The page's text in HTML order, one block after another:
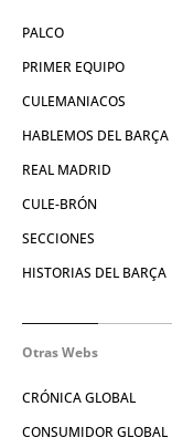
PALCO
PRIMER EQUIPO
CULEMANIACOS
HABLEMOS DEL BARÇA
REAL MADRID
CULE-BRÓN
SECCIONES
HISTORIAS DEL BARÇA
Otras Webs
CRÓNICA GLOBAL
CONSUMIDOR GLOBAL